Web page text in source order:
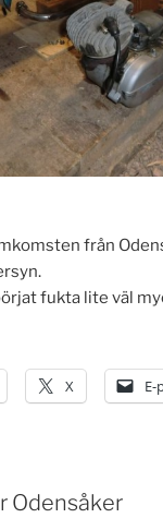
från
fukta lite väl
X E-
Odensåker